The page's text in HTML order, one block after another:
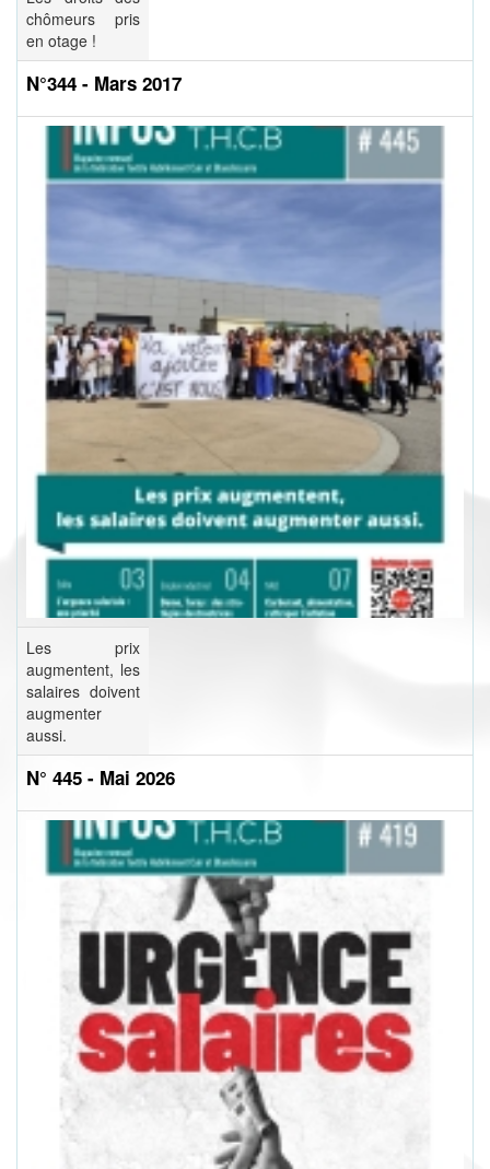
chômeurs pris
en otage !
N°344 - Mars 2017
Les prix
augmentent, les
salaires doivent
augmenter
aussi.
N° 445 - Mai 2026